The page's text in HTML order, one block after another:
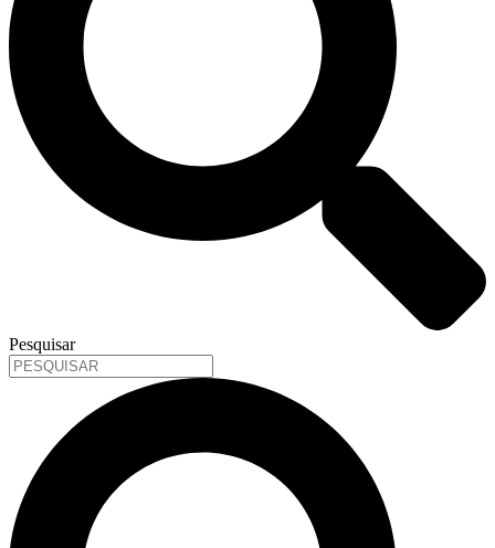
Pesquisar